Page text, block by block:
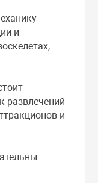
и
развлечений
и